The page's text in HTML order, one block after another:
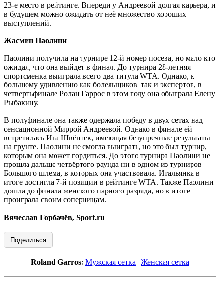
23-е место в рейтинге. Впереди у Андреевой долгая карьера, и
в будущем можно ожидать от неё множество хороших
выступлений.
Жасмин Паолини
Паолини получила на турнире 12-й номер посева, но мало кто
ожидал, что она выйдет в финал. До турнира 28-летняя
спортсменка выиграла всего два титула WTA. Однако, к
большому удивлению как болельщиков, так и экспертов, в
четвертьфинале Ролан Гаррос в этом году она обыграла Елену
Рыбакину.
В полуфинале она также одержала победу в двух сетах над
сенсационной Миррой Андреевой. Однако в финале ей
встретилась Ига Швёнтек, имеющая безупречные результаты
на грунте. Паолини не смогла выиграть, но это был турнир,
которым она может гордиться. До этого турнира Паолини не
прошла дальше четвёртого раунда ни в одном из турниров
Большого шлема, в которых она участвовала. Итальянка в
итоге достигла 7-й позиции в рейтинге WTA. Также Паолини
дошла до финала женского парного разряда, но в итоге
проиграла своим соперницам.
Вячеслав Горбачёв, Sport.ru
Поделиться
Roland Garros: Мужская сетка | Женская сетка